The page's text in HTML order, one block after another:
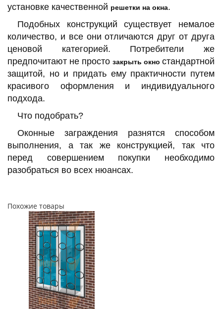
установке качественной решетки на окна.
Подобных конструкций существует немалое
количество, и все они отличаются друг от друга
ценовой категорией. Потребители же
предпочитают не просто закрыть окно стандартной
защитой, но и придать ему практичности путем
красивого оформления и индивидуального
подхода.
Что подобрать?
Оконные заграждения разнятся способом
выполнения, а так же конструкцией, так что
перед совершением покупки необходимо
разобраться во всех нюансах.
Похожие товары